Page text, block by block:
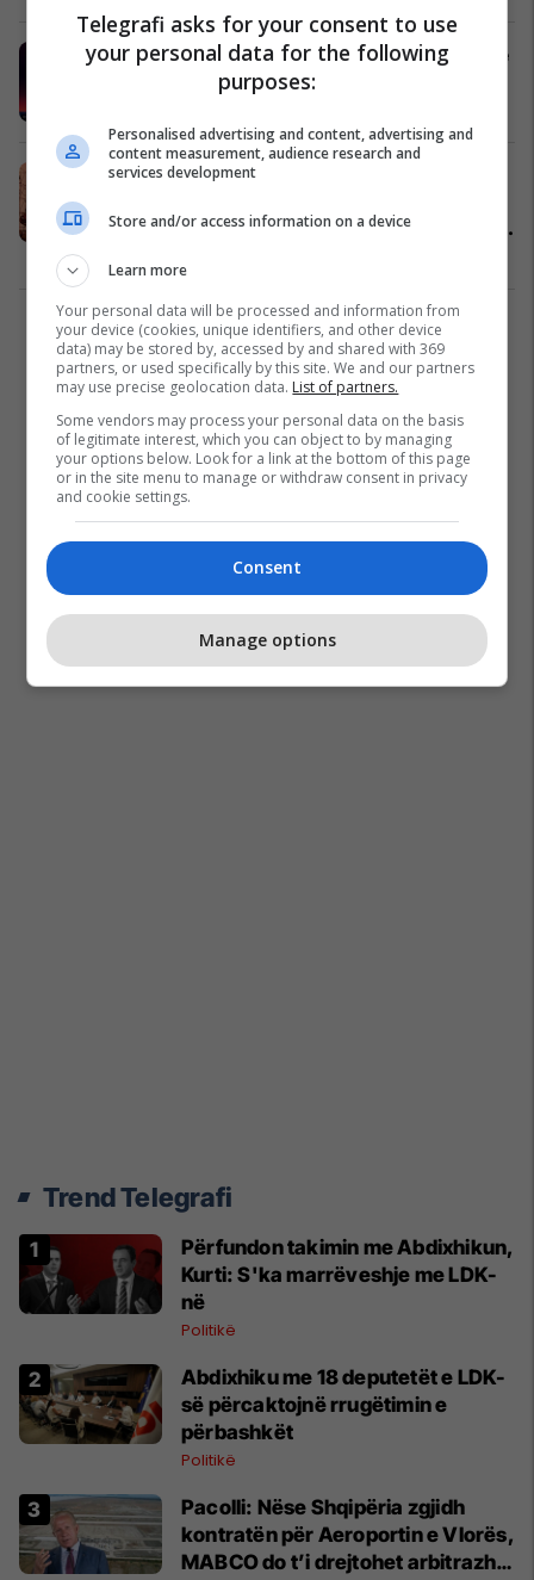
UNUM Festival shpalosi valën e parë
të artistëve për edicionin e pestë
UNUM Festival kaloi të gjitha
Hedhun mbushet me më shumë se
katërt!
1
Trend Telegrafi
Përfundon takimin me Abdixhikun,
Kurti: S'ka marrëveshje me LDK-
në
Politikë
Abdixhiku me 18 deputetët e LDK-
së përcaktojnë rrugëtimin e
përbashkët
Politikë
Pacolli: Nëse Shqipëria zgjidh
kontratën për Aeroportin e Vlorës,
MABCO do t’i drejtohet arbitrazhit
Telegrafi asks for your consent to use
your personal data for the following
purposes:
Personalised advertising and content, advertising and
content measurement, audience research and
services development
Store and/or access information on a device
Learn more
Your personal data will be processed and information from
your device (cookies, unique identifiers, and other device
data) may be stored by, accessed by and shared with 369
partners, or used specifically by this site. We and our partners
may use precise geolocation data. List of partners.
Some vendors may process your personal data on the basis
of legitimate interest, which you can object to by managing
your options below. Look for a link at the bottom of this page
or in the site menu to manage or withdraw consent in privacy
and cookie settings.
Consent
Manage options